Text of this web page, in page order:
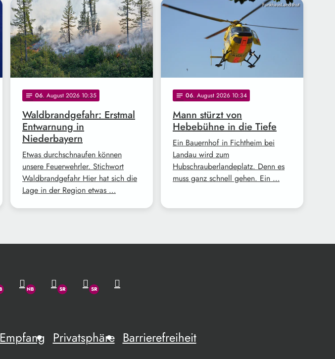
Freepik
notes 06. August 2026 10:35
Waldbrandgefahr: Erstmal
Entwarnung in
Niederbayern
Etwas durchschnaufen können
unsere Feuerwehrler. Stichwort
Waldbrandgefahr Hier hat sich die
Lage in der Region etwas …
FunkhausLandshut
notes 06. August 2026 10:34
Mann stürzt von
Hebebühne in die Tiefe
Ein Bauernhof in Fichtheim bei
Landau wird zum
Hubschrauberlandeplatz. Denn es
muss ganz schnell gehen. Ein …
Empfang Privatsphäre Barrierefreiheit